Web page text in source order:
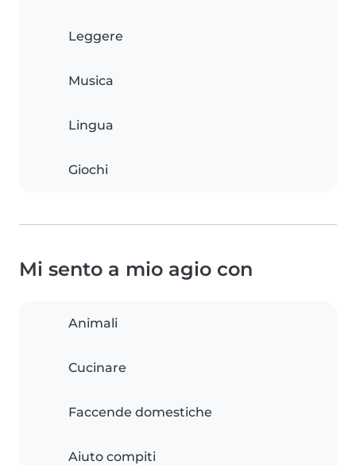
Leggere
Musica
Lingua
Giochi
Mi sento a mio agio con
Animali
Cucinare
Faccende domestiche
Aiuto compiti